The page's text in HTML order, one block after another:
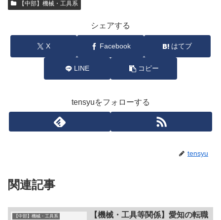
【中部】機械・工具系
シェアする
X Facebook はてブ
LINE コピー
tensyuをフォローする
tensyu
関連記事
【中部】機械・工具系
【機械・工具等関係】愛知の転職